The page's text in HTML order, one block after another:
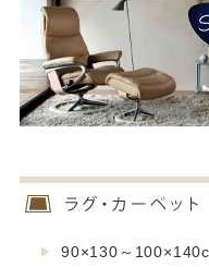
90×130～